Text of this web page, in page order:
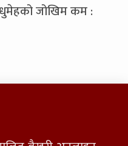
जोखिम कम :